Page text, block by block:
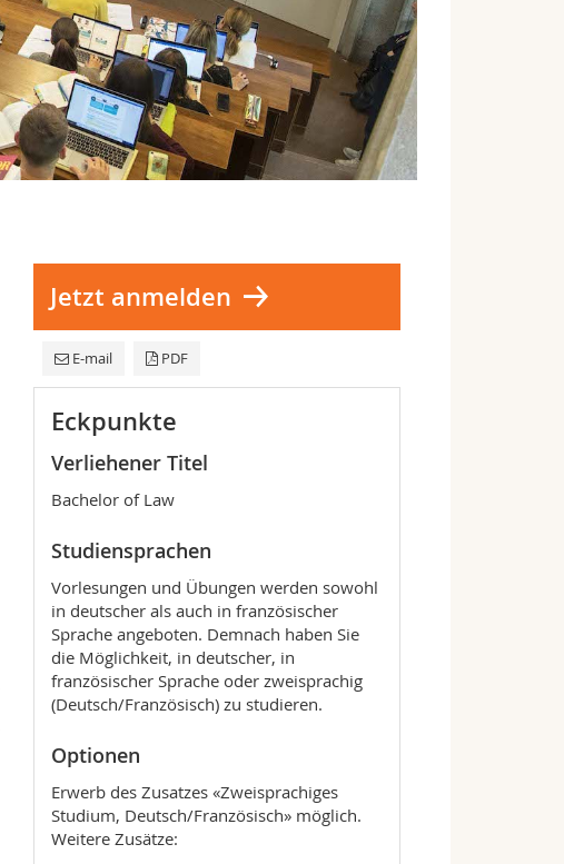
Jetzt anmelden
E-mail PDF
Eckpunkte
Verliehener Titel
Bachelor of Law
Studiensprachen
Vorlesungen und Übungen werden sowohl
in deutscher als auch in französischer
Sprache angeboten. Demnach haben Sie
die Möglichkeit, in deutscher, in
französischer Sprache oder zweisprachig
(Deutsch/Französisch) zu studieren.
Optionen
Erwerb des Zusatzes «Zweisprachiges
Studium, Deutsch/Französisch» möglich.
Weitere Zusätze: